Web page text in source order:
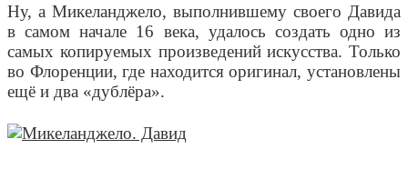
Ну, а Микеланджело, выполнившему своего Давида
в самом начале 16 века, удалось создать одно из
самых копируемых произведений искусства. Только
во Флоренции, где находится оригинал, установлены
ещё и два «дублёра».